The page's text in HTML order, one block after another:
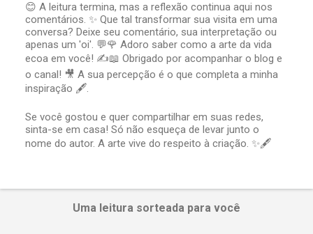
P
o
s
t
a
r
u
c
o
m
😊 A leitura termina, mas a reflexão continua aqui nos
comentários. ✨ Que tal transformar sua visita em uma
conversa? Deixe seu comentário, sua interpretação ou
apenas um 'oi'. 💬🌹 Adoro saber como a arte da vida
ecoa em você! ✍️📖 Obrigado por acompanhar o blog e
o canal! 🎥 A sua percepção é o que completa a minha
inspiração 🖋️.
Se você gostou e quer compartilhar em suas redes,
sinta-se em casa! Só não esqueça de levar junto o
nome do autor. A arte vive do respeito à criação. ✨🖋️
Uma leitura sorteada para você